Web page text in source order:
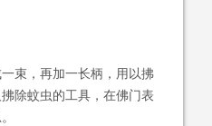
，再加一长柄，用以拂
除蚊虫的工具，在佛门表